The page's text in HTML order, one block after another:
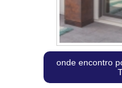
onde encontro